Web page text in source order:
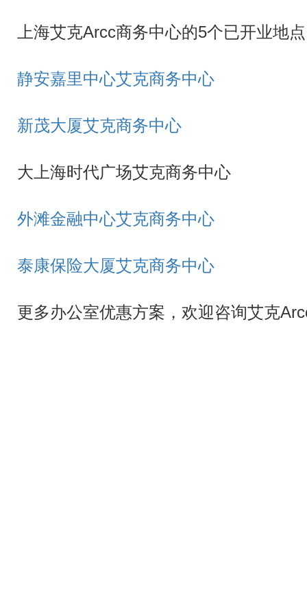
上海艾克Arcc商务中心的5个已开业地
静安嘉里中心艾克商务中心
新茂大厦艾克商务中心
大上海时代广场艾克商务中心
外滩金融中心艾克商务中心
泰康保险大厦艾克商务中心
更多办公室优惠方案，欢迎咨询艾克